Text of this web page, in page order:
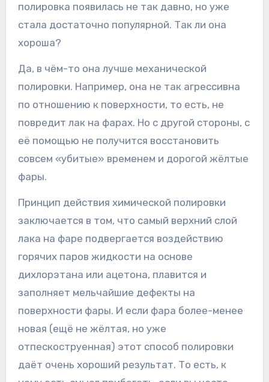
полировка появилась не так давно, но уже
стала достаточно популярной. Так ли она
хороша?
Да, в чём-то она лучше механической
полировки. Например, она не так агрессивна
по отношению к поверхности, то есть, не
повредит лак на фарах. Но с другой стороны, с
её помощью не получится восстановить
совсем «убитые» временем и дорогой жёлтые
фары.
Принцип действия химической полировки
заключается в том, что самый верхний слой
лака на фаре подвергается воздействию
горячих паров жидкости на основе
дихлорэтана или ацетона, плавится и
заполняет мельчайшие дефекты на
поверхности фары. И если фара более-менее
новая (ещё не жёлтая, но уже
отпескоструенная) этот способ полировки
даёт очень хороший результат. То есть, к